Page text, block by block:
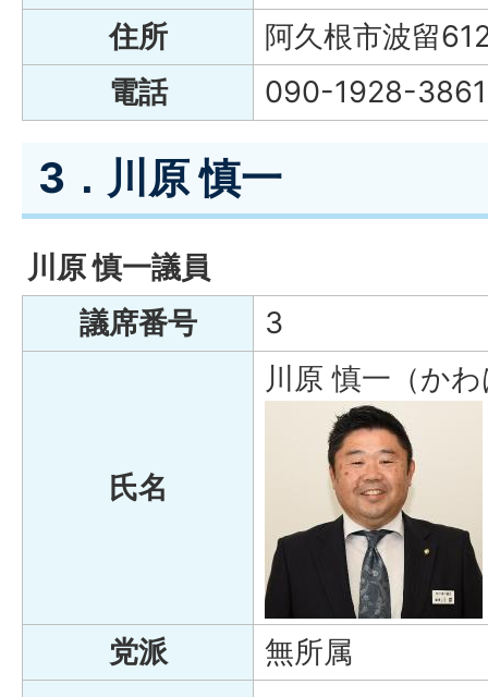
住所
阿久根市波留
電話
090-1928-3861
3．川原 慎一
川原 慎一議員
議席番号
3
氏名
川原 慎一（か
党派 無所属